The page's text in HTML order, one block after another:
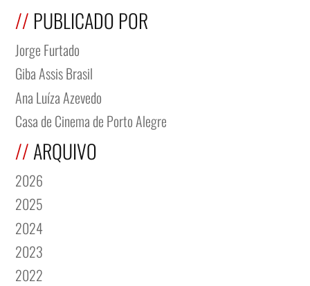
PUBLICADO POR
Jorge Furtado
Giba Assis Brasil
Ana Luíza Azevedo
Casa de Cinema de Porto Alegre
ARQUIVO
2026
2025
2024
2023
2022